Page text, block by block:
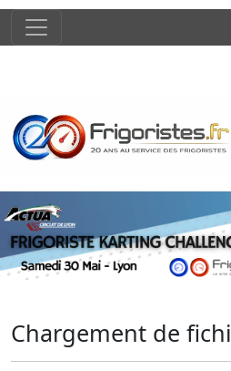
Chargement de